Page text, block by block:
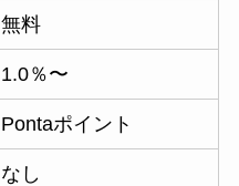
無料
1.0％〜
Pontaポイント
なし